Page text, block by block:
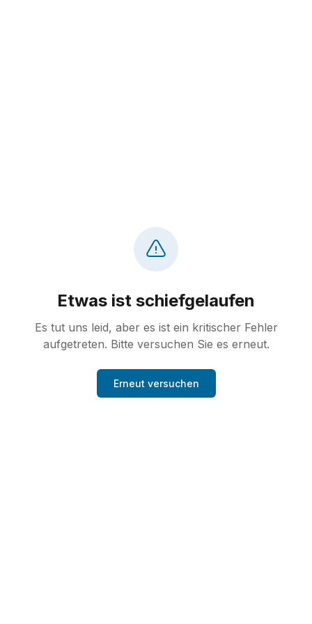
Etwas ist schiefgelaufen
Es tut uns leid, aber es ist ein kritischer Fehler
aufgetreten. Bitte versuchen Sie es erneut.
Erneut versuchen